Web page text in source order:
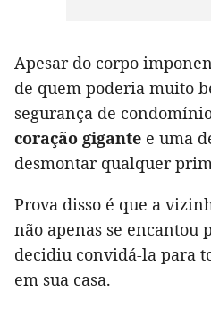
Apesar do corpo
de quem poderia muito
segurança de
coração gigante e uma
desmontar qualquer
Prova disso é que a
não apenas se encantou
decidiu convidá-la para
em sua casa.